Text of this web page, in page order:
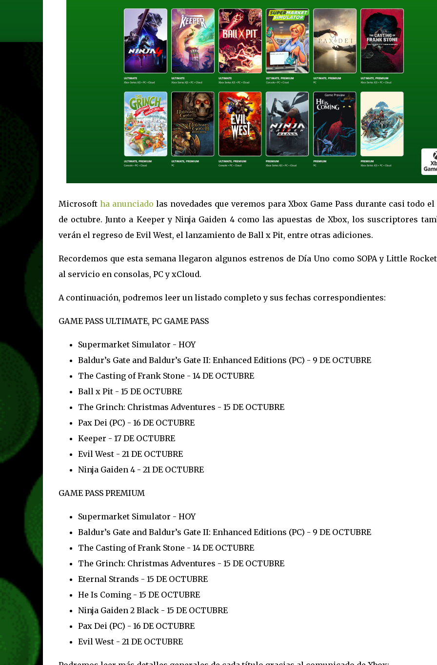
Microsoft ha anunciado las novedades que veremos para Xbox Game Pass durante casi todo el
de octubre. Junto a Keeper y Ninja Gaiden 4 como las apuestas de Xbox, los suscriptores
verán el regreso de Evil West, el lanzamiento de Ball x Pit, entre otras adiciones.
Recordemos que esta semana llegaron algunos estrenos de Día Uno como SOPA y Little
al servicio en consolas, PC y xCloud.
A continuación, podremos leer un listado completo y sus fechas correspondientes:
GAME PASS ULTIMATE, PC GAME PASS
Supermarket Simulator - HOY
Baldur’s Gate and Baldur’s Gate II: Enhanced Editions (PC) - 9 DE OCTUBRE
The Casting of Frank Stone - 14 DE OCTUBRE
Ball x Pit - 15 DE OCTUBRE
The Grinch: Christmas Adventures - 15 DE OCTUBRE
Pax Dei (PC) - 16 DE OCTUBRE
Keeper - 17 DE OCTUBRE
Evil West - 21 DE OCTUBRE
Ninja Gaiden 4 - 21 DE OCTUBRE
GAME PASS PREMIUM
Supermarket Simulator - HOY
Baldur’s Gate and Baldur’s Gate II: Enhanced Editions (PC) - 9 DE OCTUBRE
The Casting of Frank Stone - 14 DE OCTUBRE
The Grinch: Christmas Adventures - 15 DE OCTUBRE
Eternal Strands - 15 DE OCTUBRE
He Is Coming - 15 DE OCTUBRE
Ninja Gaiden 2 Black - 15 DE OCTUBRE
Pax Dei (PC) - 16 DE OCTUBRE
Evil West - 21 DE OCTUBRE